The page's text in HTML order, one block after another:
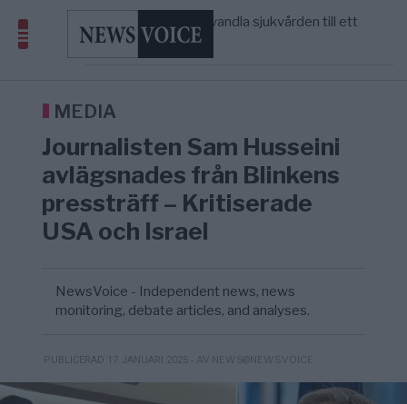
5/8
S och KD vill omvandla sjukvården till ett
geografiskt apartheidsystem
AFRIKA
Massiv anstormning till Ceuta – Misstankar
America” – Finally
MEDIA
Journalisten Sam Husseini
avlägsnades från Blinkens
pressträff – Kritiserade
USA och Israel
NewsVoice - Independent news, news
monitoring, debate articles, and analyses.
PUBLICERAD 17 JANUARI 2025 - AV NEWS@NEWSVOICE